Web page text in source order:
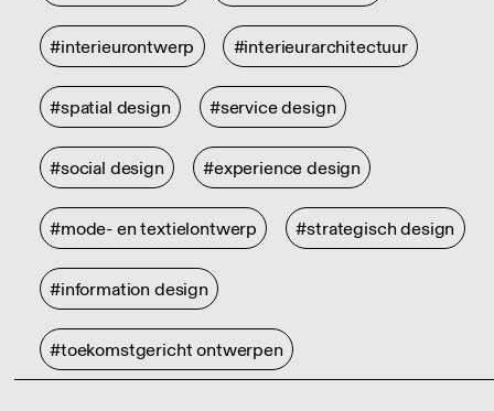
#interieurontwerp #interieurarchitectuur
#spatial design #service design
#social design #experience design
#mode- en textielontwerp #strategisch design
#information design
#toekomstgericht ontwerpen